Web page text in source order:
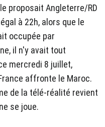
proposait Angleterre/RD
à 22h, alors que le
occupée par
il n'y avait tout
mercredi 8 juillet,
affronte le Maroc.
de la télé-réalité revient
se joue.